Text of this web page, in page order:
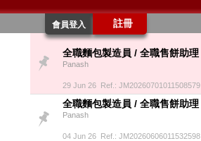
會員登入 註冊
全職麵包製造員 / 全職售餅助理
Panash
29 Jun 26 Ref.: JM20260701011508579
全職麵包製造員 / 全職售餅助理
Panash
04 Jun 26 Ref.: JM20260606011532598